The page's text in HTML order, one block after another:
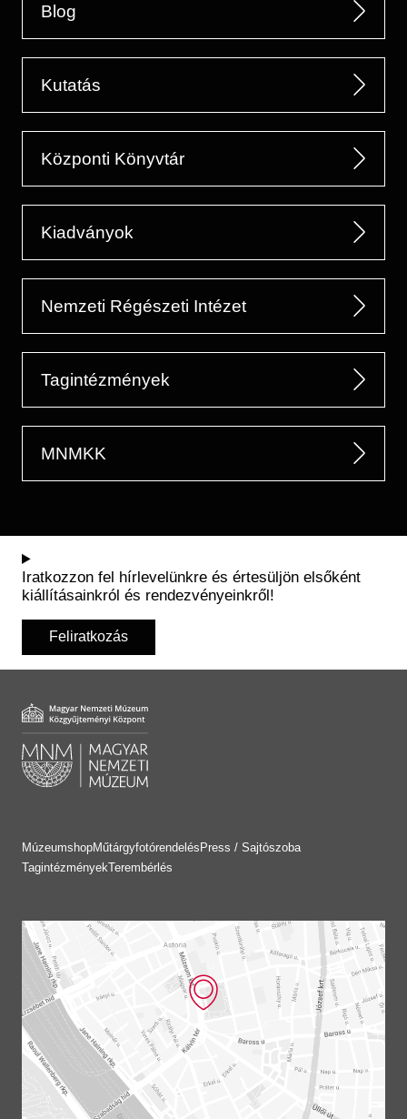
Blog
Kutatás
Központi Könyvtár
Kiadványok
Nemzeti Régészeti Intézet
Tagintézmények
MNMKK
Iratkozzon fel hírlevelünkre és értesüljön elsőként
kiállításainkról és rendezvényeinkről!
Feliratkozás
MúzeumshopMűtárgyfotórendelés Press / Sajtószoba
TagintézményekTerembérlés